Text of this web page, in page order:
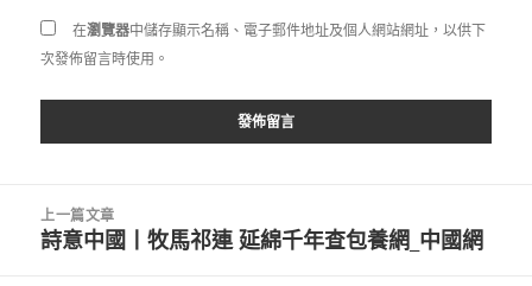
在瀏覽器中儲存顯示名稱、電子郵件地址及個人網站網址，以供下
次發佈留言時使用。
上一篇文章
上
詩意中國丨牧馬祁連 延綿千年查包養網_中國網